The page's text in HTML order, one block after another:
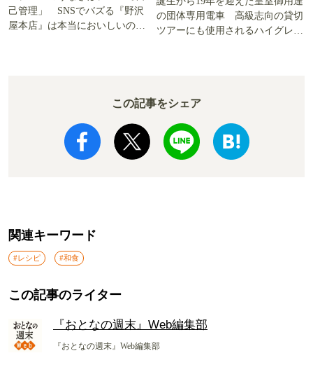
己管理」 SNSでバズる『野沢
屋本店』は本当においしいの
の団体専用電車 高級志向の貸切
ツアーにも使用されるハイグレー
この記事をシェア
関連キーワード
#レシピ #和食
この記事のライター
『おとなの週末』Web編集部
『おとなの週末』Web編集部